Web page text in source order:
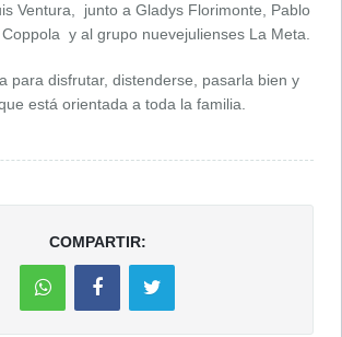
Ventura, junto a Gladys Florimonte, Pablo
y al grupo nuevejulienses La Meta.
para disfrutar, distenderse, pasarla bien y
está orientada a toda la familia.
COMPARTIR: